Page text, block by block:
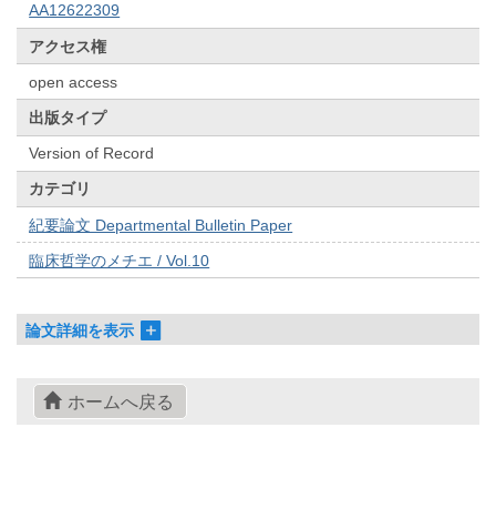
AA12622309
アクセス権
open access
出版タイプ
Version of Record
カテゴリ
紀要論文 Departmental Bulletin Paper
臨床哲学のメチエ / Vol.10
論文詳細を表示
ホームへ戻る